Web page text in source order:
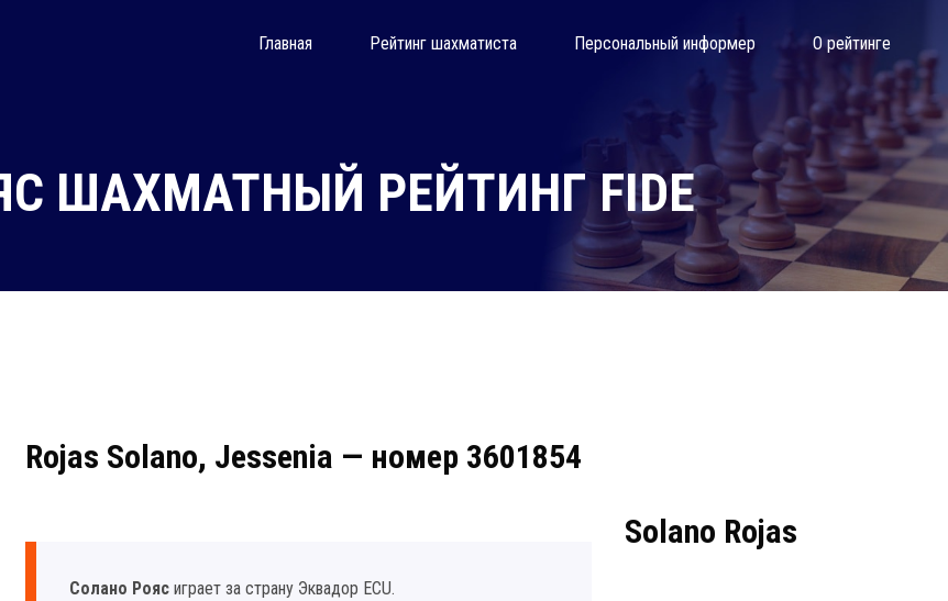
Главная Рейтинг шахматиста Персональный информер О рейтинге
ШАХМАТНЫЙ РЕЙТИНГ FIDE
Rojas Solano, Jessenia — номер 3601854
Солано Рояс играет за страну Эквадор ECU.
Solano Rojas